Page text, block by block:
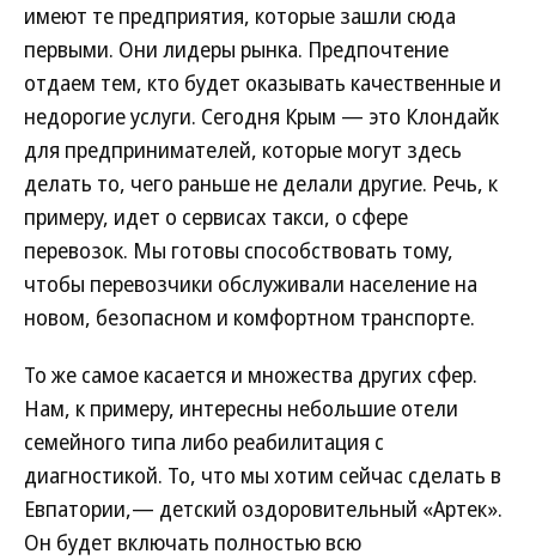
имеют те предприятия, которые зашли сюда
первыми. Они лидеры рынка. Предпочтение
отдаем тем, кто будет оказывать качественные и
недорогие услуги. Сегодня Крым — это Клондайк
для предпринимателей, которые могут здесь
делать то, чего раньше не делали другие. Речь, к
примеру, идет о сервисах такси, о сфере
перевозок. Мы готовы способствовать тому,
чтобы перевозчики обслуживали население на
новом, безопасном и комфортном транспорте.
То же самое касается и множества других сфер.
Нам, к примеру, интересны небольшие отели
семейного типа либо реабилитация с
диагностикой. То, что мы хотим сейчас сделать в
Евпатории,— детский оздоровительный «Артек».
Он будет включать полностью всю